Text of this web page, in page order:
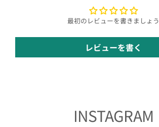
最初のレビューを書きましょう
レビューを書く
INSTAGRAM